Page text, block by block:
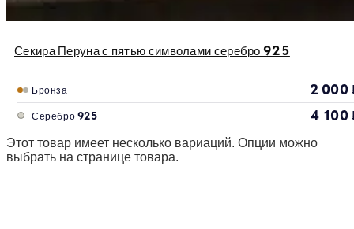
Секира Перуна с пятью символами серебро 925
Бронза 2 000
Серебро 925 4 100
Этот товар имеет несколько вариаций. Опции можно
выбрать на странице товара.